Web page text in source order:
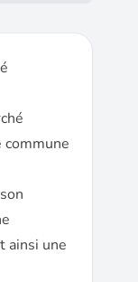
ainsi une